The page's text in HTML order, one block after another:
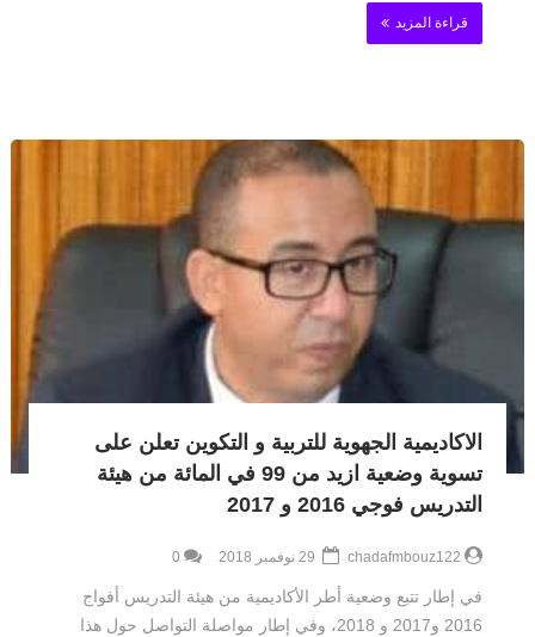
قراءة المزيد
الاكاديمية الجهوية للتربية و التكوين تعلن على
تسوية وضعية ازيد من 99 في المائة من هيئة
التدريس فوجي 2016 و 2017
chadafmbouz122
0
في إطار تتبع وضعية أطر الأكاديمية من هيئة التدريس أفواج
2016 و2017 و 2018، وفي إطار مواصلة التواصل حول هذا